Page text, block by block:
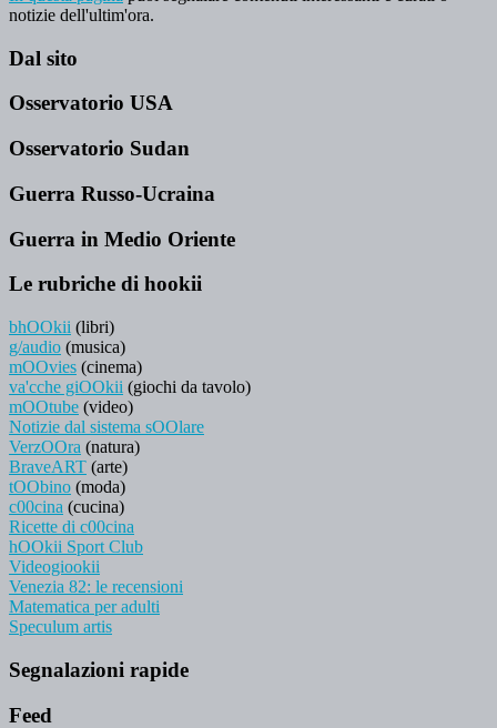
notizie dell'ultim'ora.
Dal sito
Osservatorio USA
Osservatorio Sudan
Guerra Russo-Ucraina
Guerra in Medio Oriente
Le rubriche di hookii
bhOOkii (libri)
g/audio (musica)
mOOvies (cinema)
va'cche giOOkii (giochi da tavolo)
mOOtube (video)
Notizie dal sistema sOOlare
VerzOOra (natura)
BraveART (arte)
tOObino (moda)
c00cina (cucina)
Ricette di c00cina
hOOkii Sport Club
Videogiookii
Venezia 82: le recensioni
Matematica per adulti
Speculum artis
Segnalazioni rapide
Feed